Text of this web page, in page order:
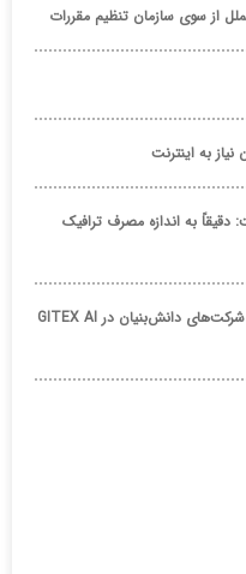
به اینترنت
دقیقاً به اندازه مصرف ترافیک
حمایت تا سقف ۴۵۰ میلیون تومان از حضور شرکت‌های دانش‌بنیان در GITEX AI